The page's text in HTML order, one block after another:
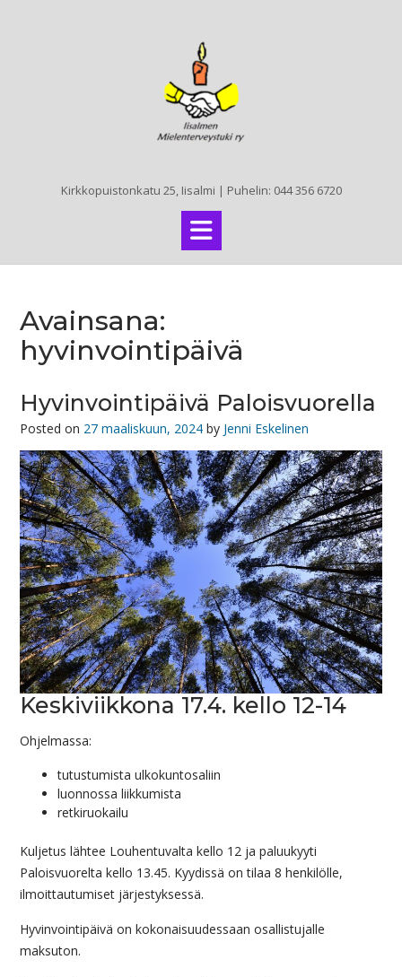
Kirkkopuistonkatu 25, Iisalmi | Puhelin: 044 356 6720
Avainsana:
hyvinvointipäivä
Hyvinvointipäivä Paloisvuorella
Posted on 27 maaliskuun, 2024 by Jenni Eskelinen
Keskiviikkona 17.4. kello 12-14
Ohjelmassa:
tutustumista ulkokuntosaliin
luonnossa liikkumista
retkiruokailu
Kuljetus lähtee Louhentuvalta kello 12 ja paluukyyti
Paloisvuorelta kello 13.45. Kyydissä on tilaa 8 henkilölle,
ilmoittautumiset järjestyksessä.
Hyvinvointipäivä on kokonaisuudessaan osallistujalle
maksuton.